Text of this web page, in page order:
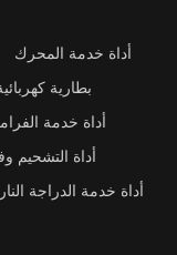
أداة خدمة المحرك
بطارية
أداة خدمة
أداة التشحيم
أداة خدمة الدراجة